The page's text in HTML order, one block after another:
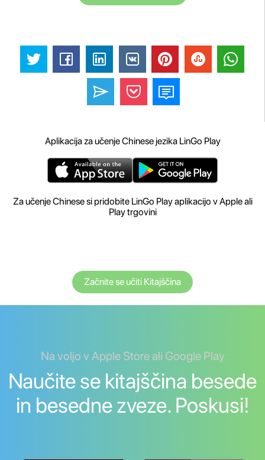
Aplikacija za učenje Chinese jezika LinGo Play
Za učenje Chinese si pridobite LinGo Play aplikacijo v Apple ali
Play trgovini
Začnite se učiti Kitajščina
Na voljo v Apple Store ali Google Play
Naučite se kitajščina besede
in besedne zveze. Poskusi!